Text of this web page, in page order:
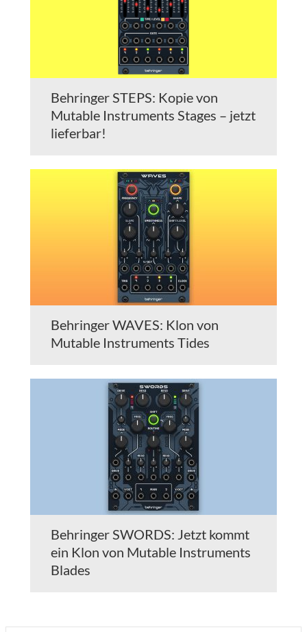
Behringer STEPS: Kopie von
Mutable Instruments Stages – jetzt
lieferbar!
Behringer WAVES: Klon von
Mutable Instruments Tides
Behringer SWORDS: Jetzt kommt
ein Klon von Mutable Instruments
Blades